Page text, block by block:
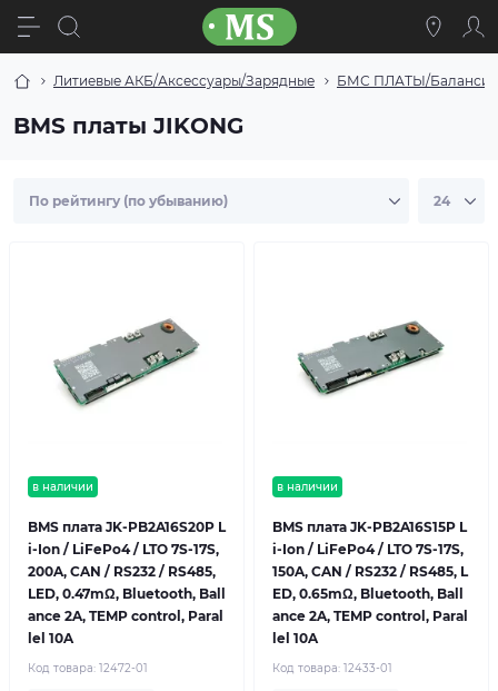
Литиевые АКБ/Аксессуары/Зарядные БМС ПЛАТЫ/
BMS платы JIKONG
в наличии
BMS плата JK-PB2A16S20P L
i-Ion / LiFePo4 / LTO 7S-17S,
200A, CAN / RS232 / RS485,
LED, 0.47mΩ, Bluetooth, Ball
ance 2A, TEMP control, Paral
lel 10A
Код товара: 12472-01
в наличии
BMS плата JK-PB2A16S15P L
i-Ion / LiFePo4 / LTO 7S-17S,
150A, CAN / RS232 / RS485, L
ED, 0.65mΩ, Bluetooth, Ball
ance 2A, TEMP control, Paral
lel 10A
Код товара: 12433-01